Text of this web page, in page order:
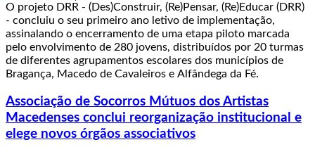
O projeto DRR - (Des)Construir, (Re)Pensar, (Re)Educar (DRR)
- concluiu o seu primeiro ano letivo de implementação,
assinalando o encerramento de uma etapa piloto marcada
pelo envolvimento de 280 jovens, distribuídos por 20 turmas
de diferentes agrupamentos escolares dos municípios de
Bragança, Macedo de Cavaleiros e Alfândega da Fé.
Associação de Socorros Mútuos dos Artistas
Macedenses conclui reorganização institucional e
elege novos órgãos associativos